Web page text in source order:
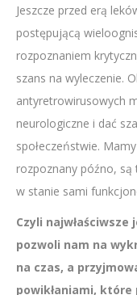
Jeszcze przed erą
postępującą
rozpoznaniem
szans na wyleczenie.
antyretrowirusowych
neurologiczne i dać
społeczeństwie.
rozpoznany późno, są
w stanie sami
Czyli
pozwoli nam na
na czas, a
powikłaniami,